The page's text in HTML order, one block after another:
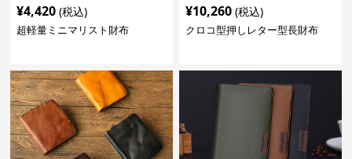
¥4,420 (税込)
超軽量ミニマリスト財布
¥10,260 (税込)
クロコ型押しレター型長財布